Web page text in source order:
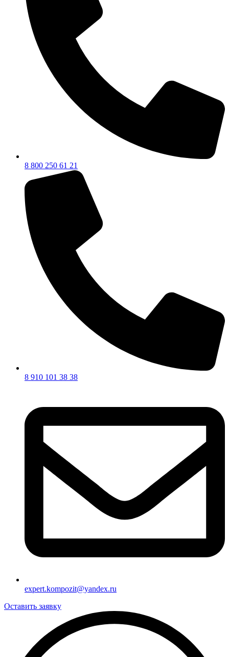
8 800 250 61 21
8 910 101 38 38
expert.kompozit@yandex.ru
Оставить заявку